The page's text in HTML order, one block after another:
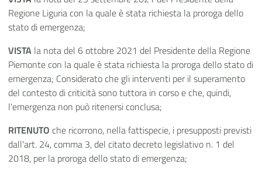
Regione Liguria con la quale è stata richiesta la proroga dello
stato di emergenza;
VISTA la nota del 6 ottobre 2021 del Presidente della Regione
Piemonte con la quale è stata richiesta la proroga dello stato di
emergenza; Considerato che gli interventi per il superamento
del contesto di criticità sono tuttora in corso e che, quindi,
l'emergenza non può ritenersi conclusa;
RITENUTO che ricorrono, nella fattispecie, i presupposti previsti
dall'art. 24, comma 3, del citato decreto legislativo n. 1 del
2018, per la proroga dello stato di emergenza;